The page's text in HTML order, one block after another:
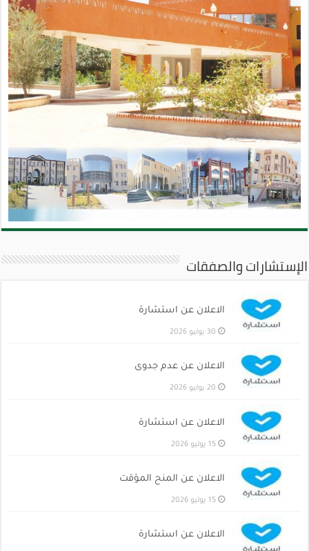
الإستشارات والصفقات
الاعلان عن استشارة
30 يوليو 2026
الاعلان عن عدم جدوى
20 يوليو 2026
الاعلان عن استشارة
15 يوليو 2026
الاعلان عن المنح المؤقت
15 يوليو 2026
الاعلان عن استشارة